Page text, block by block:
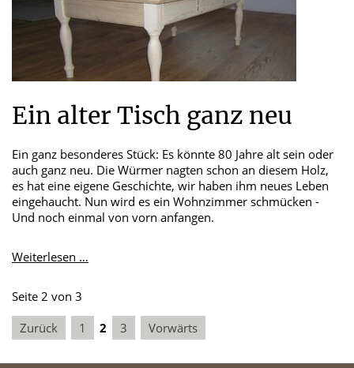
Ein alter Tisch ganz neu
Ein ganz besonderes Stück: Es könnte 80 Jahre alt sein oder
auch ganz neu. Die Würmer nagten schon an diesem Holz,
es hat eine eigene Geschichte, wir haben ihm neues Leben
eingehaucht. Nun wird es ein Wohnzimmer schmücken -
Und noch einmal von vorn anfangen.
Weiterlesen …
neu
Seite 2 von 3
Zurück
1 2 3 Vorwärts